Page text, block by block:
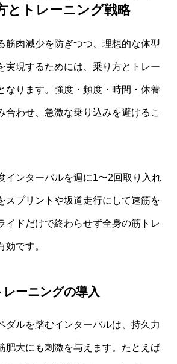
とトレーニング戦略
筋肉減少を防ぎつつ、理想的な体型
実現するためには、乗り方とトレー
なります。強度・頻度・時間・休養
合わせ、急激な乗り込みを避けるこ
インターバルを週に1〜2回取り入れ
スプリントや坂道走行にして速筋を
イドだけで終わらせず全身の筋トレ
効です。
ーニングの導入
ダルを踏むインターバルは、持久力
肥大にも刺激を与えます。たとえば